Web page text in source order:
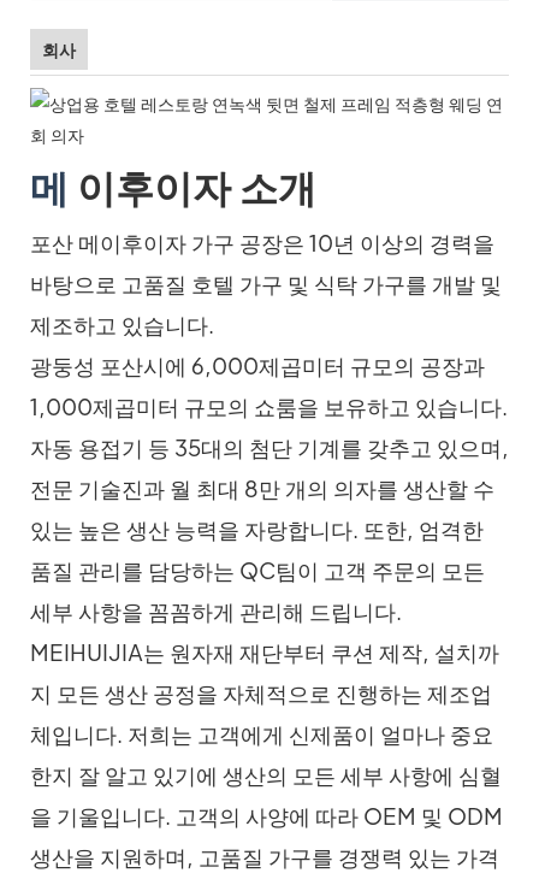
회사
메 이후이자 소개
포산 메이후이자 가구 공장은 10년 이상의 경력을
바탕으로 고품질 호텔 가구 및 식탁 가구를 개발 및
제조하고 있습니다.
광둥성 포산시에 6,000제곱미터 규모의 공장과
1,000제곱미터 규모의 쇼룸을 보유하고 있습니다.
자동 용접기 등 35대의 첨단 기계를 갖추고 있으며,
전문 기술진과 월 최대 8만 개의 의자를 생산할 수
있는 높은 생산 능력을 자랑합니다. 또한, 엄격한
품질 관리를 담당하는 QC팀이 고객 주문의 모든
세부 사항을 꼼꼼하게 관리해 드립니다.
MEIHUIJIA는 원자재 재단부터 쿠션 제작, 설치까
지 모든 생산 공정을 자체적으로 진행하는 제조업
체입니다. 저희는 고객에게 신제품이 얼마나 중요
한지 잘 알고 있기에 생산의 모든 세부 사항에 심혈
을 기울입니다. 고객의 사양에 따라 OEM 및 ODM
생산을 지원하며, 고품질 가구를 경쟁력 있는 가격